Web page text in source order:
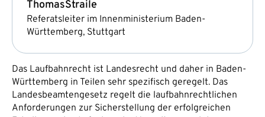
ThomasStraile
Referatsleiter im Innenministerium Baden-
Württemberg, Stuttgart
Das Laufbahnrecht ist Landesrecht und daher in Baden-
Württemberg in Teilen sehr spezifisch geregelt. Das
Landesbeamtengesetz regelt die laufbahnrechtlichen
Anforderungen zur Sicherstellung der erfolgreichen